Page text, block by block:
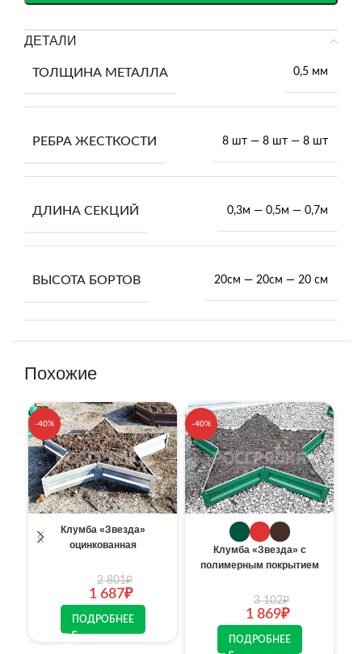
ДЕТАЛИ
ТОЛЩИНА МЕТАЛЛА 0,5 мм
РЕБРА ЖЕСТКОСТИ 8 шт — 8 шт — 8 шт
ДЛИНА СЕКЦИЙ 0,3м — 0,5м — 0,7м
ВЫСОТА БОРТОВ 20см — 20см — 20 см
Похожие
-40%
Клумба «Звезда»
оцинкованная
2 801₽
1 687₽
ПОДРОБНЕЕ
-40%
Клумба «Звезда» с
полимерным покрытием
3 102₽
1 869₽
ПОДРОБНЕЕ